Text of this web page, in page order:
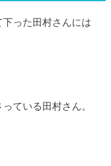
った田村さんには
ている田村さん。